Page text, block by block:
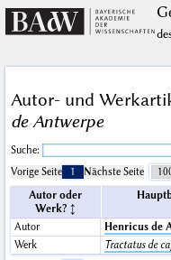
Autor- und
de Antwerpe
Suche:
Vorige Seite
1 Nächste Seite
Autor oder
Werk?
Autor
Henricus de
Werk
Tractatus de